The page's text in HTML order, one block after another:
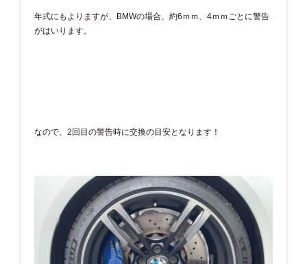
年式にもよりますが、BMWの場合、約6ｍｍ、4ｍｍごとに警告
がはいります。
なので、2回目の警告時に交換の目安となります！